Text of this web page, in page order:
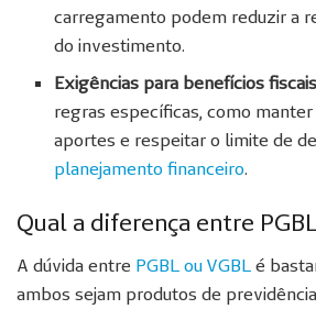
carregamento podem reduzir a
do investimento.
Exigências para benefícios
regras específicas, como
aportes e respeitar o limite de
planejamento financeiro.
Qual a diferença entre
A dúvida entre PGBL ou VGBL é
ambos sejam produtos de